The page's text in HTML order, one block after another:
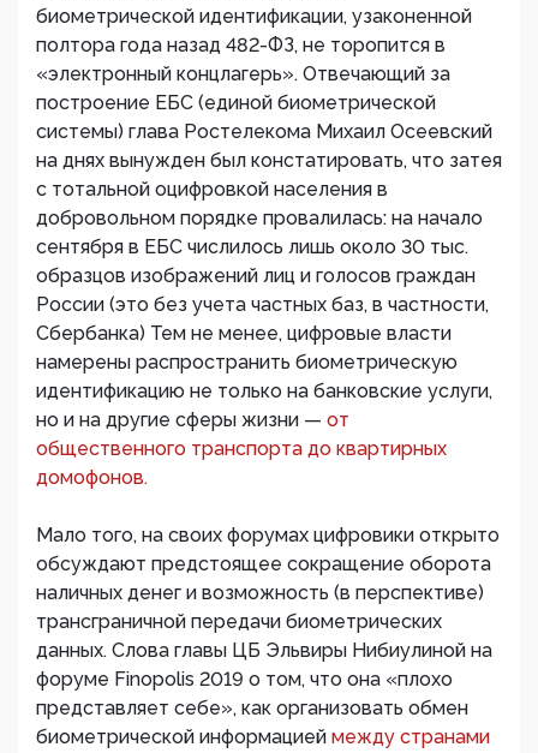
биометрической идентификации, узаконенной
полтора года назад 482-ФЗ, не торопится в
«электронный концлагерь». Отвечающий за
построение ЕБС (единой биометрической
системы) глава Ростелекома Михаил Осеевский
на днях вынужден был констатировать, что затея
с тотальной оцифровкой населения в
добровольном порядке провалилась: на начало
сентября в ЕБС числилось лишь около 30 тыс.
образцов изображений лиц и голосов граждан
России (это без учета частных баз, в частности,
Сбербанка) Тем не менее, цифровые власти
намерены распространить биометрическую
идентификацию не только на банковские услуги,
но и на другие сферы жизни — от
общественного транспорта до квартирных
домофонов.
Мало того, на своих форумах цифровики открыто
обсуждают предстоящее сокращение оборота
наличных денег и возможность (в перспективе)
трансграничной передачи биометрических
данных. Слова главы ЦБ Эльвиры Нибиулиной на
форуме Finopolis 2019 о том, что она «плохо
представляет себе», как организовать обмен
биометрической информацией между странами